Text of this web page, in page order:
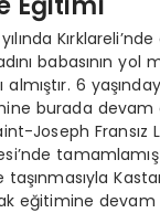
babasının yol
6
burada devam
Joseph Fransız
taşınmasıyla
eğitimine